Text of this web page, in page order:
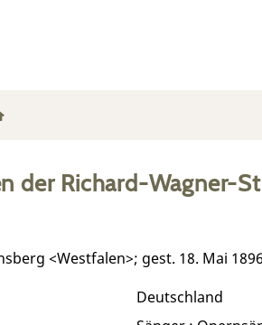
der Richard-Wagner-
<Westfalen>; gest. 18. Mai
Deutschland